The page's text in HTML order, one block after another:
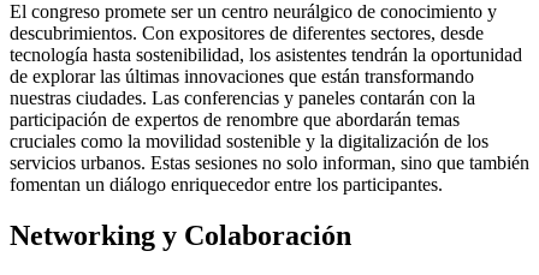
El congreso promete ser un centro neurálgico de conocimiento y
descubrimientos. Con expositores de diferentes sectores, desde
tecnología hasta sostenibilidad, los asistentes tendrán la oportunidad
de explorar las últimas innovaciones que están transformando
nuestras ciudades. Las conferencias y paneles contarán con la
participación de expertos de renombre que abordarán temas
cruciales como la movilidad sostenible y la digitalización de los
servicios urbanos. Estas sesiones no solo informan, sino que también
fomentan un diálogo enriquecedor entre los participantes.
Networking y Colaboración